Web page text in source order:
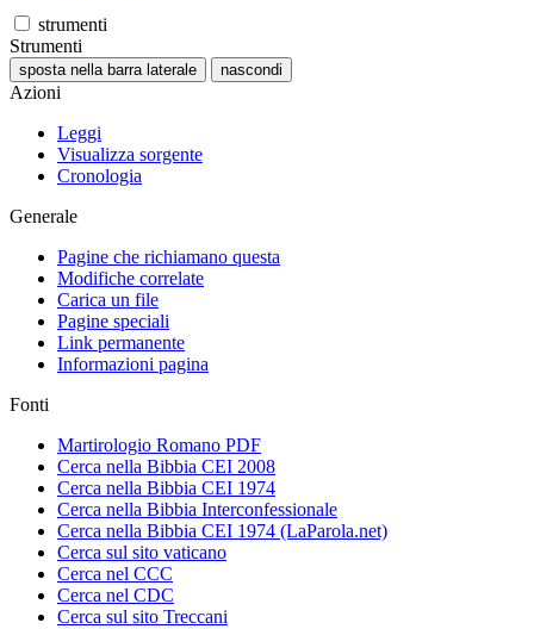
strumenti
Strumenti
sposta nella barra laterale nascondi
Azioni
Leggi
Visualizza sorgente
Cronologia
Generale
Pagine che richiamano questa
Modifiche correlate
Carica un file
Pagine speciali
Link permanente
Informazioni pagina
Fonti
Martirologio Romano PDF
Cerca nella Bibbia CEI 2008
Cerca nella Bibbia CEI 1974
Cerca nella Bibbia Interconfessionale
Cerca nella Bibbia CEI 1974 (LaParola.net)
Cerca sul sito vaticano
Cerca nel CCC
Cerca nel CDC
Cerca sul sito Treccani